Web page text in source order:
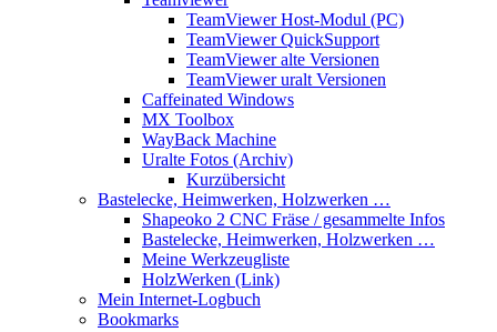
TeamViewer Host-Modul (PC)
TeamViewer QuickSupport
TeamViewer alte Versionen
TeamViewer uralt Versionen
Caffeinated Windows
MX Toolbox
WayBack Machine
Uralte Fotos (Archiv)
Kurzübersicht
Bastelecke, Heimwerken, Holzwerken …
Shapeoko 2 CNC Fräse / gesammelte Infos
Bastelecke, Heimwerken, Holzwerken …
Meine Werkzeugliste
HolzWerken (Link)
Mein Internet-Logbuch
Bookmarks